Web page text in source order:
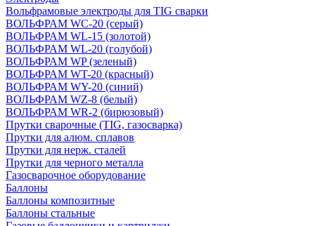
Вольфрамовые электроды для TIG сварки
ВОЛЬФРАМ WC-20 (серый)
ВОЛЬФРАМ WL-15 (золотой)
ВОЛЬФРАМ WL-20 (голубой)
ВОЛЬФРАМ WP (зеленый)
ВОЛЬФРАМ WT-20 (красный)
ВОЛЬФРАМ WY-20 (синий)
ВОЛЬФРАМ WZ-8 (белый)
ВОЛЬФРАМ WR-2 (бирюзовый)
Прутки сварочные (TIG, газосварка)
Прутки для алюм. сплавов
Прутки для нерж. сталей
Прутки для черного металла
Газосварочное оборудование
Баллоны
Баллоны композитные
Баллоны стальные